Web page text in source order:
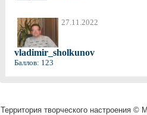
27.11.2022
vladimir_sholkunov
Баллов: 123
Территория творческого настроения ©